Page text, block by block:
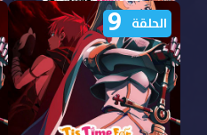
مشاهدة انمي Himesama
Goumon no Jikan desu
الموسم الثاني الحلقة 12
مترجمة
الحلقة 9